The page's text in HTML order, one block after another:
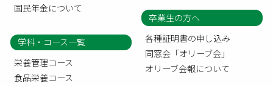
国民年金について
卒業生の方へ
各種証明書の申し込み
同窓会「オリーブ会」
オリーブ会報について
学科・コース一覧
栄養管理コース
食品栄養コース